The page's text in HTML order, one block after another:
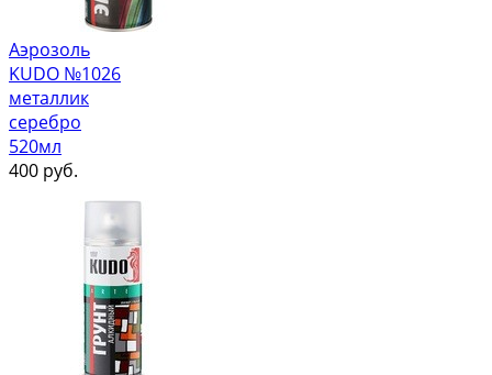
Аэрозоль
KUDO №1026
металлик
серебро
520мл
400 руб.